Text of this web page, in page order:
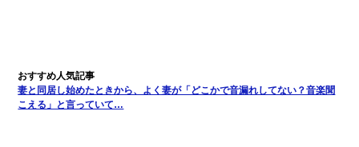
妻と同居し始めたときから、よく妻が「どこかで音漏れしてない？音楽聞
こえる」と言っていて…